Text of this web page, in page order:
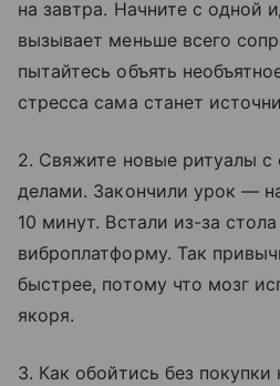
на завтра. Начните с одной
вызывает меньше всего
пытайтесь объять
стресса сама станет
2. Свяжите новые ритуалы
делами. Закончили урок —
10 минут. Встали из-за
виброплатформу. Так
быстрее, потому что мозг
якоря.
3. Как обойтись без